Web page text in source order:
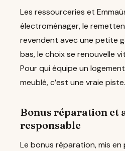
Les ressourceries et
électroménager, le
revendent avec une petite
bas, le choix se renouvelle
Pour qui équipe un
meublé, c’est une vraie piste.
Bonus réparation et
responsable
Le bonus réparation, mis en